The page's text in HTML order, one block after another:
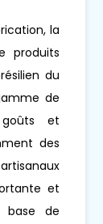
la
produits
du
de
et
des
et
base de